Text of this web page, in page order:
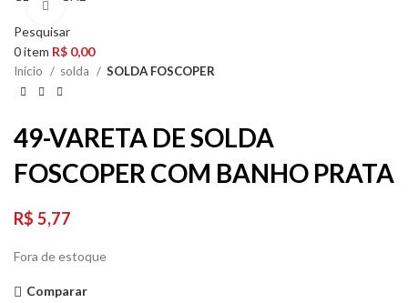
Pesquisar
0item R$ 0,00
Início solda SOLDA FOSCOPER
49-VARETA DE SOLDA
FOSCOPER COM BANHO PRATA
R$ 5,77
Fora de estoque
Comparar